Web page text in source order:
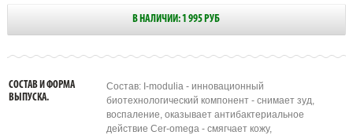
В НАЛИЧИИ: 1 995 РУБ
СОСТАВ И ФОРМА
ВЫПУСКА.
Состав: I-modulia - инновационный
биотехнологический компонент - снимает зуд,
воспаление, оказывает антибактериальное
действие Cer-omega - смягчает кожу,